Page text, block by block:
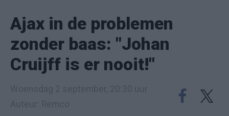
Ajax in de problemen
zonder baas: "Johan
Cruijff is er nooit!"